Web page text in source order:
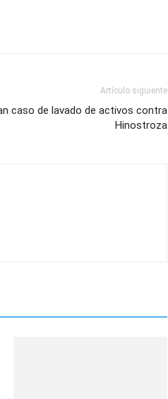
Artículo siguiente
caso de lavado de activos contra
Hinostroza